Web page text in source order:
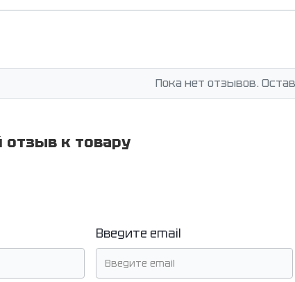
Пока нет отзывов.
отзыв к товару
Введите email